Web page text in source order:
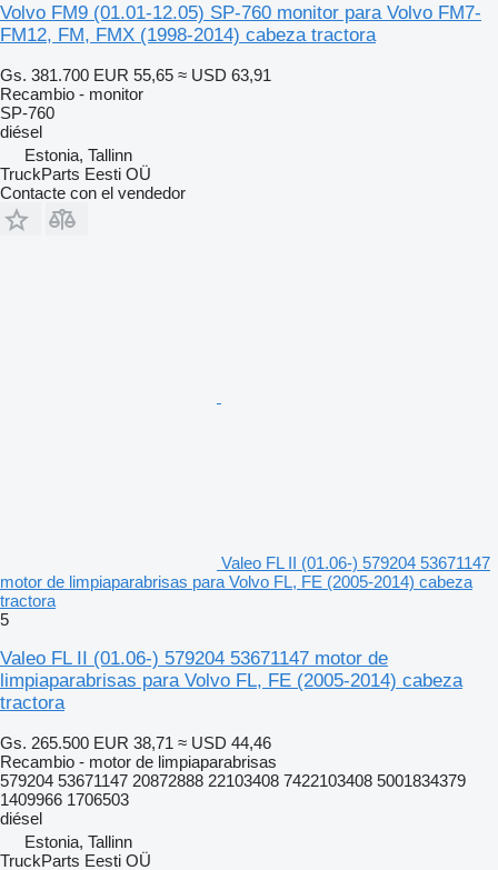
Volvo FM9 (01.01-12.05) SP-760 monitor para Volvo FM7-
FM12, FM, FMX (1998-2014) cabeza tractora
Gs. 381.700 EUR 55,65 ≈ USD 63,91
Recambio - monitor
SP-760
diésel
Estonia, Tallinn
TruckParts Eesti OÜ
Contacte con el vendedor
Valeo FL II (01.06-) 579204 53671147
motor de limpiaparabrisas para Volvo FL, FE (2005-2014) cabeza
tractora
5
Valeo FL II (01.06-) 579204 53671147 motor de
limpiaparabrisas para Volvo FL, FE (2005-2014) cabeza
tractora
Gs. 265.500 EUR 38,71 ≈ USD 44,46
Recambio - motor de limpiaparabrisas
579204 53671147 20872888 22103408 7422103408 5001834379
1409966 1706503
diésel
Estonia, Tallinn
TruckParts Eesti OÜ